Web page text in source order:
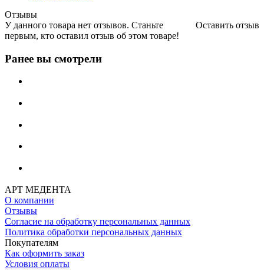
Отзывы
Оставить отзыв
У данного товара нет отзывов. Станьте
первым, кто оставил отзыв об этом товаре!
Ранее вы смотрели
АРТ МЕДЕНТА
О компании
Отзывы
Согласие на обработку персональных данных
Политика обработки персональных данных
Покупателям
Как оформить заказ
Условия оплаты